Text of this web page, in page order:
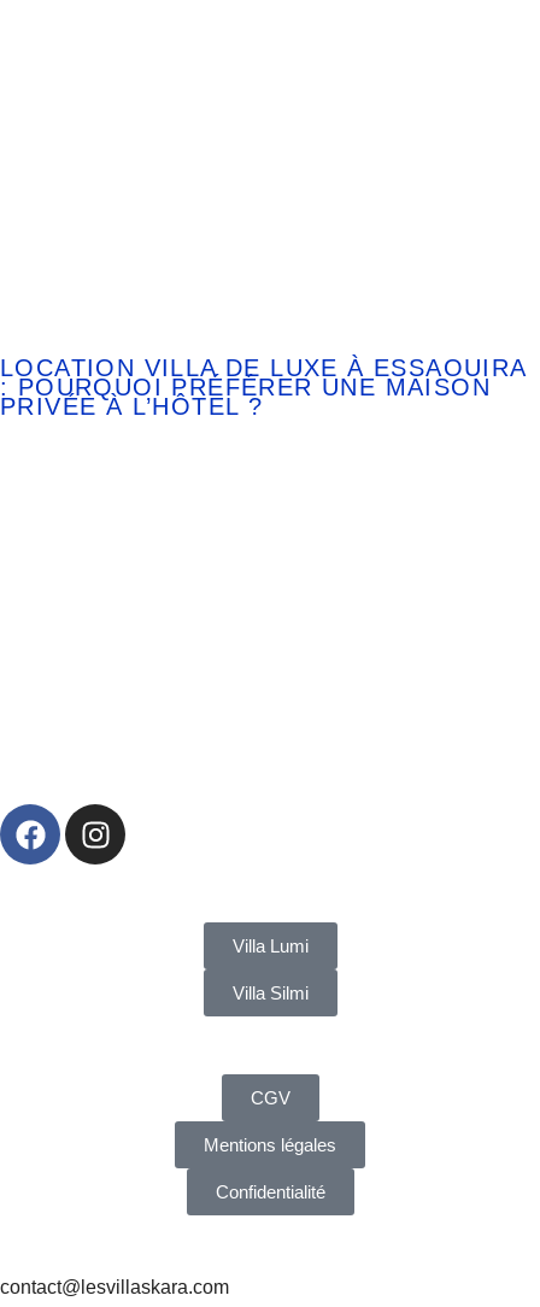
LOCATION VILLA DE LUXE À ESSAOUIRA
: POURQUOI PRÉFÉRER UNE MAISON
PRIVÉE À L’HÔTEL ?
Villa Lumi
Villa Silmi
CGV
Mentions légales
Confidentialité
contact@lesvillaskara.com